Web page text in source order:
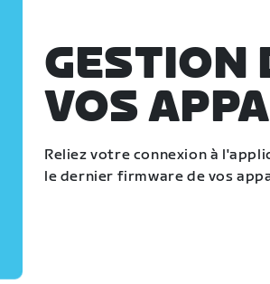
GESTION
VOS
Reliez votre connexion à
le dernier firmware de vos